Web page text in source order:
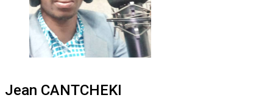
Jean CANTCHEKI